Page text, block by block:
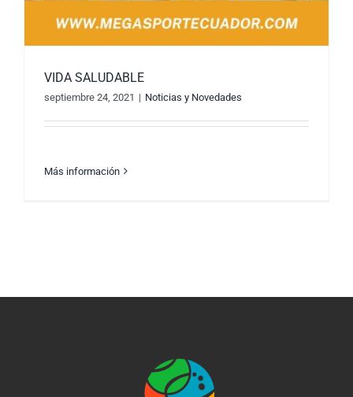
VIDA SALUDABLE
septiembre 24, 2021 | Noticias y Novedades
Más información